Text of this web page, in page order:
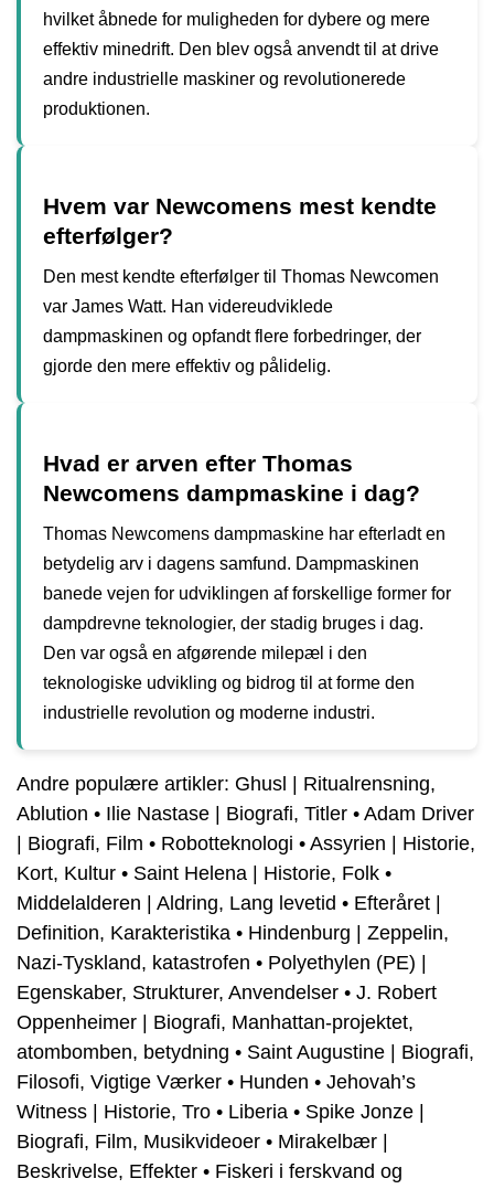
hvilket åbnede for muligheden for dybere og mere
effektiv minedrift. Den blev også anvendt til at drive
andre industrielle maskiner og revolutionerede
produktionen.
Hvem var Newcomens mest kendte
efterfølger?
Den mest kendte efterfølger til Thomas Newcomen
var James Watt. Han videreudviklede
dampmaskinen og opfandt flere forbedringer, der
gjorde den mere effektiv og pålidelig.
Hvad er arven efter Thomas
Newcomens dampmaskine i dag?
Thomas Newcomens dampmaskine har efterladt en
betydelig arv i dagens samfund. Dampmaskinen
banede vejen for udviklingen af ​​forskellige former for
dampdrevne teknologier, der stadig bruges i dag.
Den var også en afgørende milepæl i den
teknologiske udvikling og bidrog til at forme den
industrielle revolution og moderne industri.
Andre populære artikler: Ghusl | Ritualrensning,
Ablution • Ilie Nastase | Biografi, Titler • Adam Driver
| Biografi, Film • Robotteknologi • Assyrien | Historie,
Kort, Kultur • Saint Helena | Historie, Folk •
Middelalderen | Aldring, Lang levetid • Efteråret |
Definition, Karakteristika • Hindenburg | Zeppelin,
Nazi-Tyskland, katastrofen • Polyethylen (PE) |
Egenskaber, Strukturer, Anvendelser • J. Robert
Oppenheimer | Biografi, Manhattan-projektet,
atombomben, betydning • Saint Augustine | Biografi,
Filosofi, Vigtige Værker • Hunden • Jehovah’s
Witness | Historie, Tro • Liberia • Spike Jonze |
Biografi, Film, Musikvideoer • Mirakelbær |
Beskrivelse, Effekter • Fiskeri i ferskvand og